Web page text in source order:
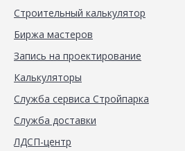
Строительный калькулятор
Биржа мастеров
Запись на проектирование
Калькуляторы
Служба сервиса Стройпарка
Служба доставки
ЛДСП-центр